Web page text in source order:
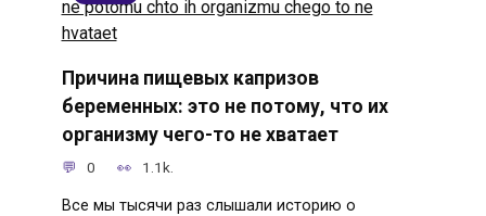
Причина пищевых капризов
беременных: это не потому, что их
организму чего-то не хватает
0 1.1k.
Все мы тысячи раз слышали историю о